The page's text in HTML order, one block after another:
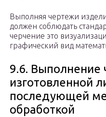
Выполняя чертежи
должен соблюдать
черчение это
графический вид
9.6. Выполнение
изготовленной
последующей
обработкой